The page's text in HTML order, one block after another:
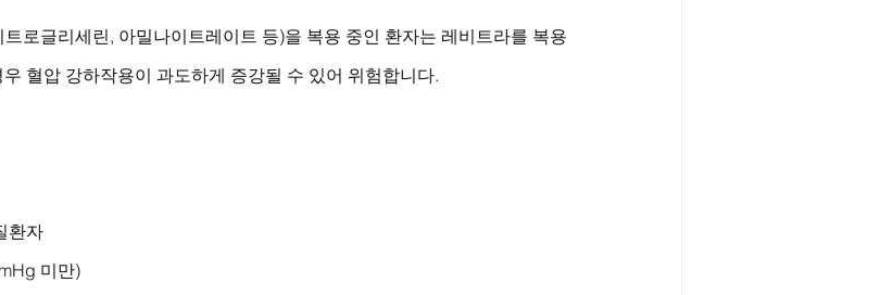
로글리세린, 아밀나이트레이트 등)을 복용 중인 환자는 레비트라를 복용
혈압 강하작용이 과도하게 증강될 수 있어 위험합니다.
환자
미만)